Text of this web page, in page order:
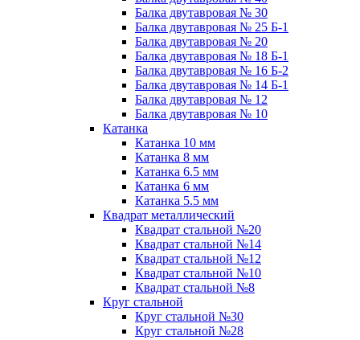
Балка двутавровая № 30
Балка двутавровая № 25 Б-1
Балка двутавровая № 20
Балка двутавровая № 18 Б-1
Балка двутавровая № 16 Б-2
Балка двутавровая № 14 Б-1
Балка двутавровая № 12
Балка двутавровая № 10
Катанка
Катанка 10 мм
Катанка 8 мм
Катанка 6.5 мм
Катанка 6 мм
Катанка 5.5 мм
Квадрат металлический
Квадрат стальной №20
Квадрат стальной №14
Квадрат стальной №12
Квадрат стальной №10
Квадрат стальной №8
Круг стальной
Круг стальной №30
Круг стальной №28